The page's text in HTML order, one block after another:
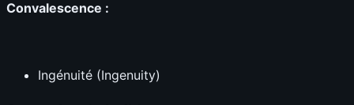
Convalescence :
Ingénuité (Ingenuity)